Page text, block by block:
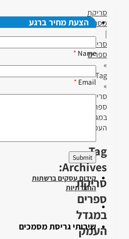
סריקת
מסמכים
|
סריקת
ספרים
»
Tag
»
סריקת
ספרים
במגדל
העמק
Tag
Archives:
סריקת
ספרים
במגדל
העמק
הצעת מחיר ברגע
Name
*
Email
*
קידום עסקים ברשתות
החברתיות
שירותי גריסת מסמכים